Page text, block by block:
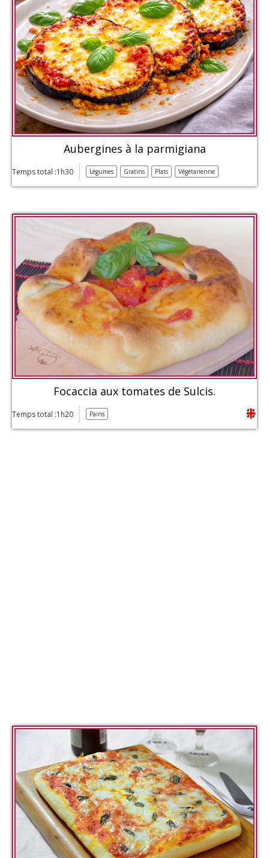
Aubergines à la parmigiana
Temps total :1h30 Légumes Gratins Plats Végétarienne
Focaccia aux tomates de Sulcis.
Temps total :1h20 Pains